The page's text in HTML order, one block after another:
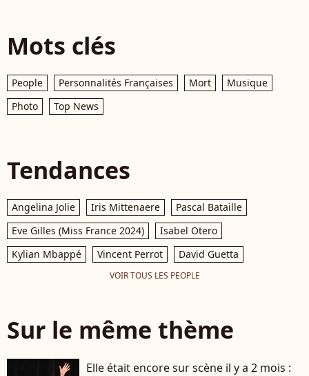
Mots clés
People Personnalités Françaises Mort
Musique
Photo
Top News
Tendances
Angelina Jolie Iris Mittenaere
Pascal Bataille
Eve Gilles (Miss France 2024)
Isabel Otero
Kylian Mbappé
Vincent Perrot David Guetta
VOIR TOUS LES PEOPLE
Sur le même thème
Elle était encore sur scène il y a 2 mois :